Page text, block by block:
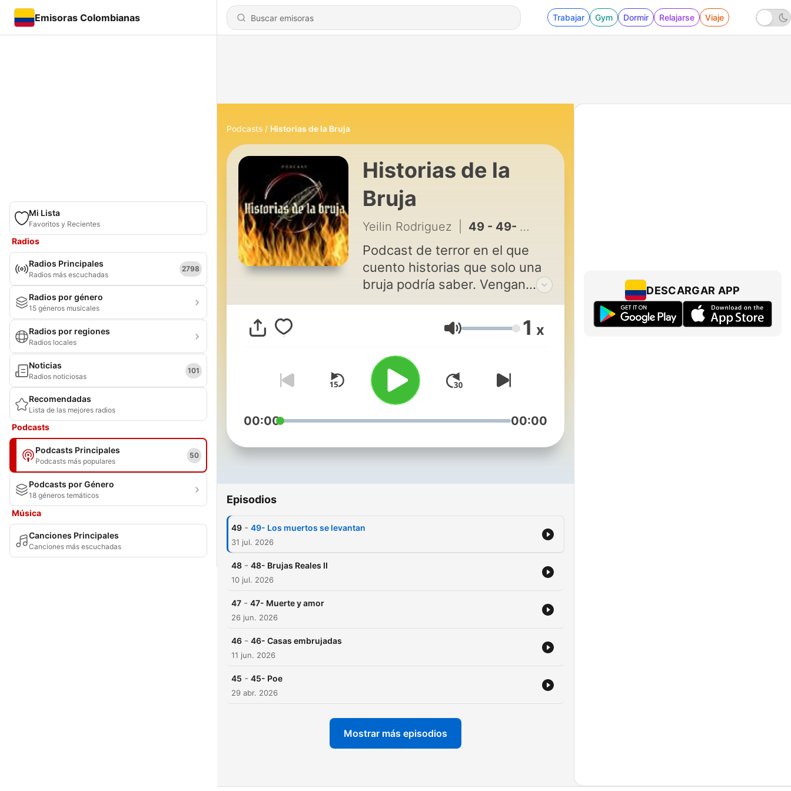
Emisoras Colombianas Trabajar Gym Dormir Relajarse Viaje
Mi Lista
Favoritos y Recientes
Radios
Radios Principales
Radios más escuchadas
2798
Radios por género
15 géneros musicales
Radios por regiones
Radios locales
Noticias
Radios noticiosas
101
Recomendadas
Lista de las mejores radios
Podcasts
Podcasts Principales
Podcasts más populares
50
Podcasts por Género
18 géneros temáticos
Música
Canciones Principales
Canciones más escuchadas
Podcasts Historias de la Bruja
Historias de la
Bruja
Yeilin Rodriguez 49 - 49- Los muertos se levantan
Podcast de terror en el que
cuento historias que solo una
bruja podría saber. Vengan
cerca de la hoguera y
ponganse cómodos, las
pesadillas vendrán después.
Para enviar cuentos/historias
reales:
cuentosdelabrujapodcast@gmail.com
Volumen 1 x
00:00 00:00
Episodios
49 - 49- Los muertos se levantan
31 jul. 2026
48 - 48- Brujas Reales II
10 jul. 2026
47 - 47- Muerte y amor
26 jun. 2026
46 - 46- Casas embrujadas
11 jun. 2026
45 - 45- Poe
29 abr. 2026
Mostrar más episodios
DESCARGAR APP